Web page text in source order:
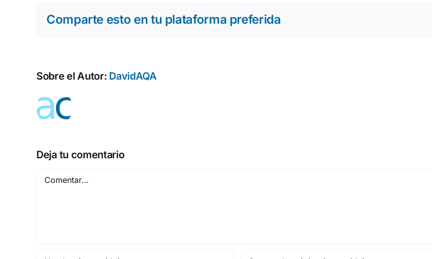
Comparte esto en tu plataforma preferida
Sobre el Autor: DavidAQA
Deja tu comentario
Comentar